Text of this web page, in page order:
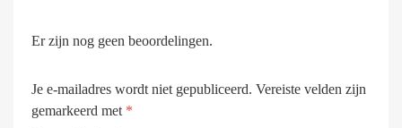
Er zijn nog geen beoordelingen.
Je e-mailadres wordt niet gepubliceerd. Vereiste velden zijn
gemarkeerd met *